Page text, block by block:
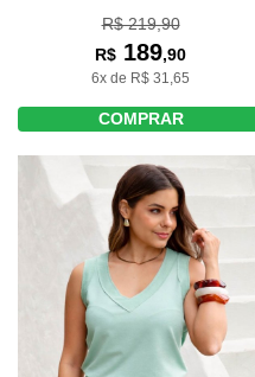
R$ 219,90
R$ 189,90
6x de R$ 31,65
COMPRAR